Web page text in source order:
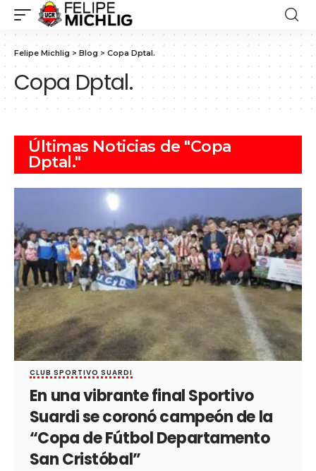
Felipe Michlig > Blog > Copa Dptal.
Copa Dptal.
Últimas Noticias de "Copa
Dptal."
CLUB SPORTIVO SUARDI
En una vibrante final Sportivo
Suardi se coronó campeón de la
“Copa de Fútbol Departamento
San Cristóbal”